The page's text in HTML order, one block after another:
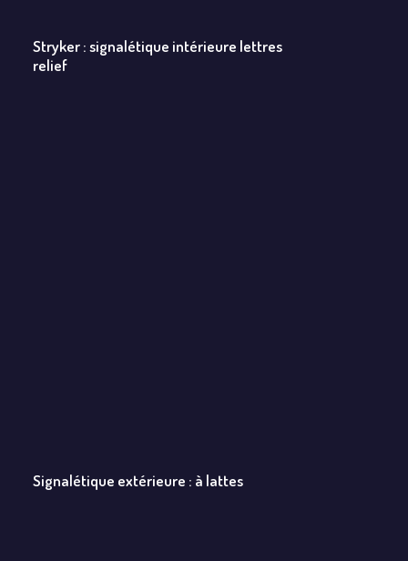
Stryker : signalétique intérieure lettres
relief
Signalétique extérieure : à lattes